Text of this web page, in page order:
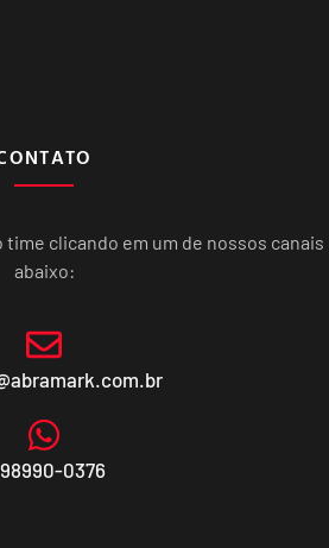
clicando em um de nossos canais
abaixo:
98990-0376